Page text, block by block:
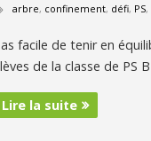
arbre, confinement, défi, PS,
facile de tenir en
de la classe de PS
Lire la suite